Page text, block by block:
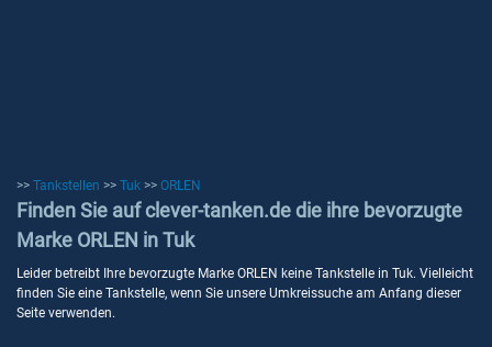
>> Tankstellen >> Tuk >> ORLEN
Finden Sie auf clever-tanken.de die ihre bevorzugte
Marke ORLEN in Tuk
Leider betreibt Ihre bevorzugte Marke ORLEN keine Tankstelle in Tuk. Vielleicht
finden Sie eine Tankstelle, wenn Sie unsere Umkreissuche am Anfang dieser
Seite verwenden.